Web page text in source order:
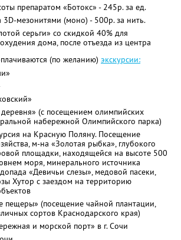
препаратом «Ботокс» - 245р. за ед.
3D-мезонитями (моно) - 500р. за нить.
серьги» со скидкой 40% для
дома, после отъезда из центра
(по желанию) экскурсии:
(с посещением олимпийских
набережной Олимпийского парка)
на Красную Поляну. Посещение
м-на «Золотая рыбка», глубокого
площадки, находящейся на высоте 500
моря, минерального источника
«Девичьи слезы», медовой пасеки,
Хутор с заездом на территорию
пещеры» (посещение чайной плантации,
сортов Краснодарского края)
и морской порт» в г. Сочи